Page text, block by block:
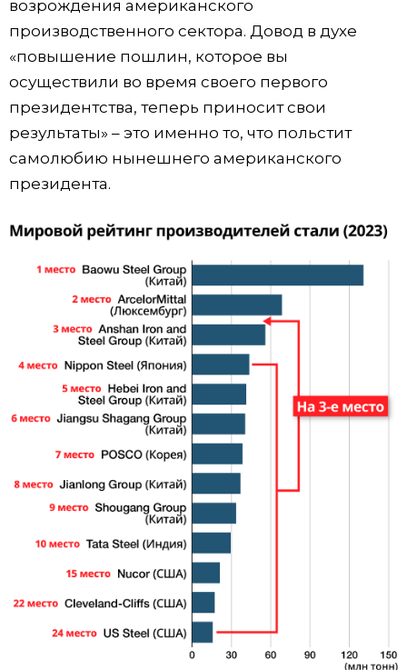
возрождения американского
производственного сектора. Довод в духе
«повышение пошлин, которое вы
осуществили во время своего первого
президентства, теперь приносит свои
результаты» – это именно то, что польстит
самолюбию нынешнего американского
президента.